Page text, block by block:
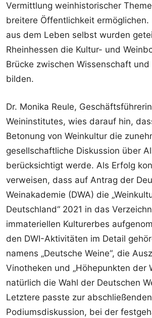
Vermittlung weinhistorischer
breitere Öffentlichkeit ermöglichen.
aus dem Leben selbst wurden
Rheinhessen die Kultur- und
Brücke zwischen Wissenschaft und
bilden.
Dr. Monika Reule,
Weininstitutes, wies darauf hin,
Betonung von Weinkultur die
gesellschaftliche Diskussion über
berücksichtigt werde. Als Erfolg
verweisen, dass auf Antrag der
Weinakademie (DWA) die
Deutschland“ 2021 in das
immateriellen Kulturerbes
den DWI-Aktivitäten im Detail
namens „Deutsche Weine“, die
Vinotheken und „Höhepunkten der
natürlich die Wahl der Deutschen
Letztere passte zur abschließenden
Podiumsdiskussion, bei der